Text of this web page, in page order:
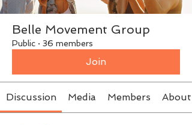
Belle Movement Group
Public · 36 members
Join
Discussion Media Members About